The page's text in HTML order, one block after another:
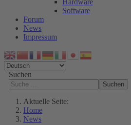
Hardware
Software
Forum
News
Impressum
Suchen
Suchen
Aktuelle Seite:
Home
News